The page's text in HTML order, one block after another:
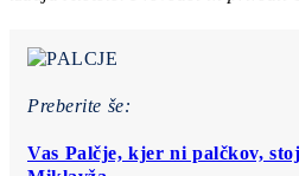
Preberite še:
Vas Palčje, kjer ni palčkov,